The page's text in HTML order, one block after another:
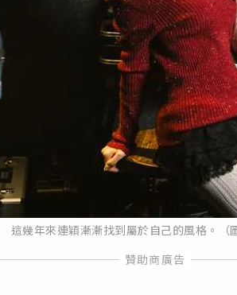
這幾年來連穎漸漸找到屬於自己的風格。（